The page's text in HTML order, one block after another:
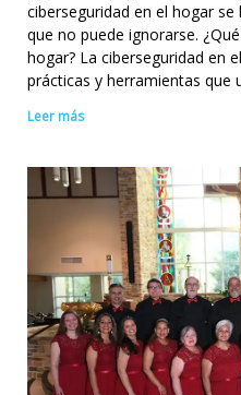
ciberseguridad en el hogar
que no puede ignorarse.
hogar? La ciberseguridad en
prácticas y herramientas que
Leer más